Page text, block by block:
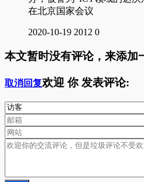
在北京国家会议
2020-10-19 2012 0
本文暂时没有评论，来添
取消回复欢迎 你发表评论: